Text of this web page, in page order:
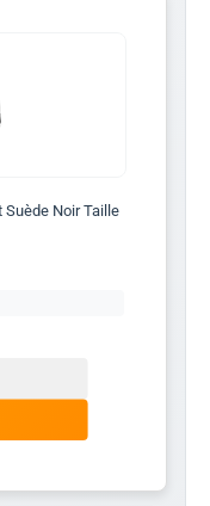
Suède Noir Taille